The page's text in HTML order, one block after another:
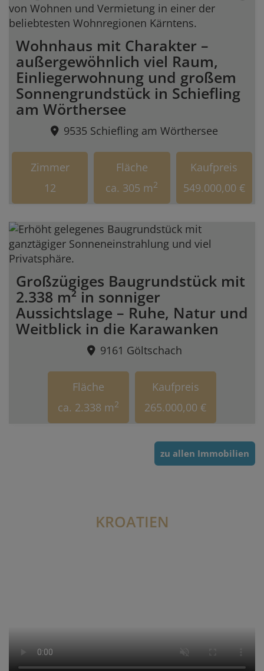
Wohnhaus mit Charakter –
außergewöhnlich viel Raum,
Einliegerwohnung und großem
Sonnengrundstück in Schiefling
am Wörthersee
9535 Schiefling am Wörthersee
Zimmer
12
Fläche
ca. 305 m2
Kaufpreis
549.000,00 €
Großzügiges Baugrundstück mit
2.338 m² in sonniger
Aussichtslage – Ruhe, Natur und
Weitblick in die Karawanken
9161 Göltschach
Fläche
ca. 2.338 m2
Kaufpreis
265.000,00 €
zu allen Immobilien
KROATIEN